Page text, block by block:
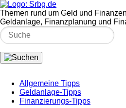
Themen rund um Geld und
Geldanlage, Finanzplanung und
Allgemeine Tipps
Geldanlage-Tipps
Finanzierungs-Tipps